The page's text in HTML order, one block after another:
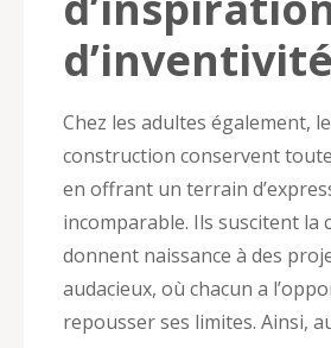
d’inventivité
Chez les adultes également,
construction conservent
en offrant un terrain
incomparable. Ils suscitent la
donnent naissance à des
audacieux, où chacun a
repousser ses limites. Ainsi,